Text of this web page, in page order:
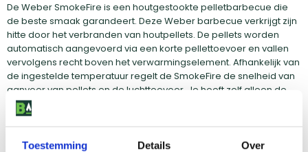
Toestemming Details Over
De Weber SmokeFire is een houtgestookte pelletbarbecue die
de beste smaak garandeert. Deze Weber barbecue verkrijgt zijn
hitte door het verbranden van houtpellets. De pellets worden
automatisch aangevoerd via een korte pellettoevoer en vallen
vervolgens recht boven het verwarmingselement. Afhankelijk van
de ingestelde temperatuur regelt de SmokeFire de snelheid van
aanvoer van pellets en de luchttoevoer. Je hoeft zelf alleen de
temperatuur in te stellen en de rest gaat vanzelf. De Flavorizer
Bars van de SmokeFire zijn zo ontworpen dat de hitte over het
hele kookoppervlak wordt verdeeld. Als je zin hebt in nog meer
van die onvervalste rookmaak, kan je het recept een boost